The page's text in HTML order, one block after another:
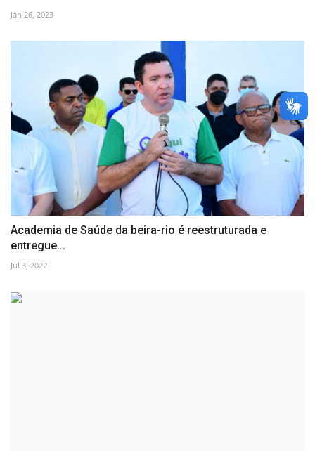
Jan 26, 2023
Academia de Saúde da beira-rio é reestruturada e
entregue...
Jul 3, 2022